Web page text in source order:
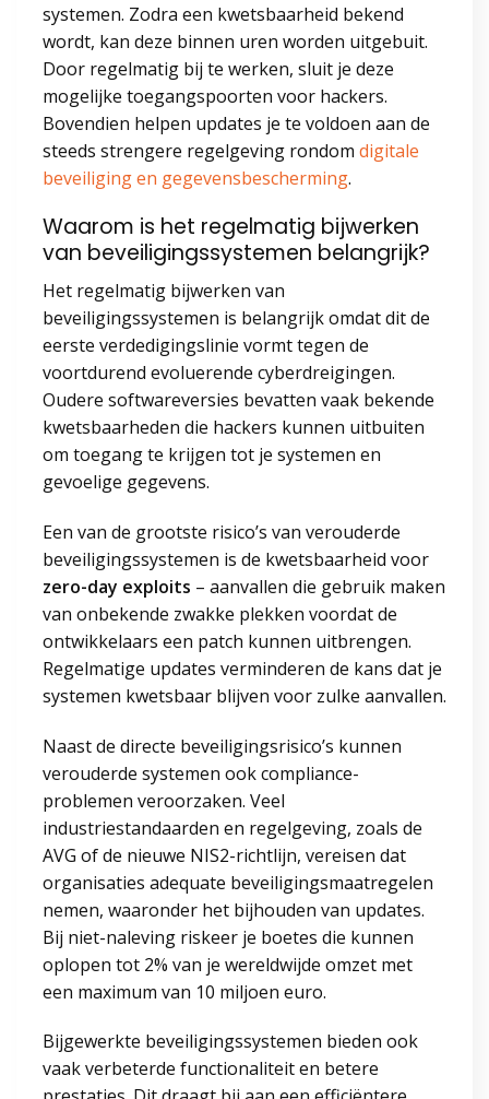
systemen. Zodra een kwetsbaarheid bekend
wordt, kan deze binnen uren worden uitgebuit.
Door regelmatig bij te werken, sluit je deze
mogelijke toegangspoorten voor hackers.
Bovendien helpen updates je te voldoen aan de
steeds strengere regelgeving rondom digitale
beveiliging en gegevensbescherming.
Waarom is het regelmatig bijwerken
van beveiligingssystemen belangrijk?
Het regelmatig bijwerken van
beveiligingssystemen is belangrijk omdat dit de
eerste verdedigingslinie vormt tegen de
voortdurend evoluerende cyberdreigingen.
Oudere softwareversies bevatten vaak bekende
kwetsbaarheden die hackers kunnen uitbuiten
om toegang te krijgen tot je systemen en
gevoelige gegevens.
Een van de grootste risico’s van verouderde
beveiligingssystemen is de kwetsbaarheid voor
zero-day exploits – aanvallen die gebruik maken
van onbekende zwakke plekken voordat de
ontwikkelaars een patch kunnen uitbrengen.
Regelmatige updates verminderen de kans dat je
systemen kwetsbaar blijven voor zulke aanvallen.
Naast de directe beveiligingsrisico’s kunnen
verouderde systemen ook compliance-
problemen veroorzaken. Veel
industriestandaarden en regelgeving, zoals de
AVG of de nieuwe NIS2-richtlijn, vereisen dat
organisaties adequate beveiligingsmaatregelen
nemen, waaronder het bijhouden van updates.
Bij niet-naleving riskeer je boetes die kunnen
oplopen tot 2% van je wereldwijde omzet met
een maximum van 10 miljoen euro.
Bijgewerkte beveiligingssystemen bieden ook
vaak verbeterde functionaliteit en betere